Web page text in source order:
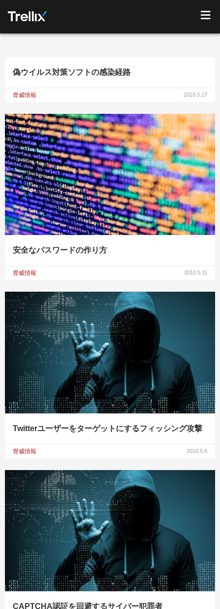
偽ウイルス対策ソフトの感染経路
脅威情報 2010.5.17
安全なパスワードの作り方
脅威情報 2010.5.11
Twitterユーザーをターゲットにするフィッシング攻撃
脅威情報 2010.5.6
CAPTCHA認証を回避するサイバー犯罪者